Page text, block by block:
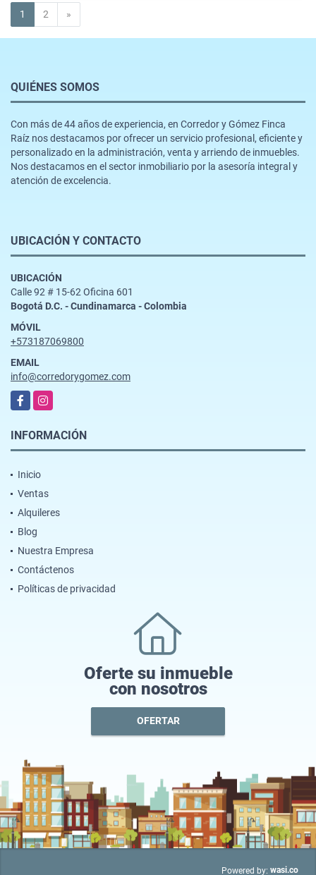
1 2 »
QUIÉNES SOMOS
Con más de 44 años de experiencia, en Corredor y Gómez Finca
Raíz nos destacamos por ofrecer un servicio profesional, eficiente y
personalizado en la administración, venta y arriendo de inmuebles.
Nos destacamos en el sector inmobiliario por la asesoría integral y
atención de excelencia.
UBICACIÓN Y CONTACTO
UBICACIÓN
Calle 92 # 15-62 Oficina 601
Bogotá D.C. - Cundinamarca - Colombia
MÓVIL
+573187069800
EMAIL
info@corredorygomez.com
FacebookInstagram
INFORMACIÓN
Inicio
Ventas
Alquileres
Blog
Nuestra Empresa
Contáctenos
Políticas de privacidad
Oferte su inmueble
con nosotros
OFERTAR
Powered by: wasi.co